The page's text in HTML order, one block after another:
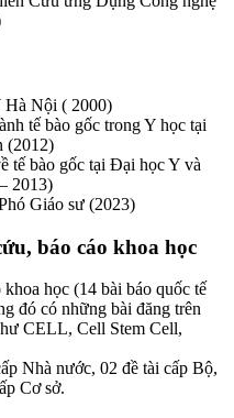
Hà Nội ( 2000)
tế bào gốc trong Y học tại
(2012)
tế bào gốc tại Đại học Y và
2013)
Giáo sư (2023)
báo cáo khoa học
học (14 bài báo quốc tế
đó có những bài đăng trên
CELL, Cell Stem Cell,
Nhà nước, 02 đề tài cấp Bộ,
Cơ sở.